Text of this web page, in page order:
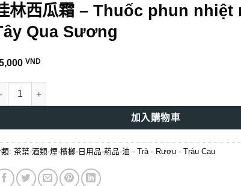
林西瓜霜 – Thuốc phun nhiệt
Qua Sương
VND
林西瓜霜 - Thuốc phun nhiệt miệng Tây Qua Sương 數量
加入購物車
類:茶葉-酒類-煙-檳榔-日用品-葯品-油 - Trà - Rượu - Tràu Cau